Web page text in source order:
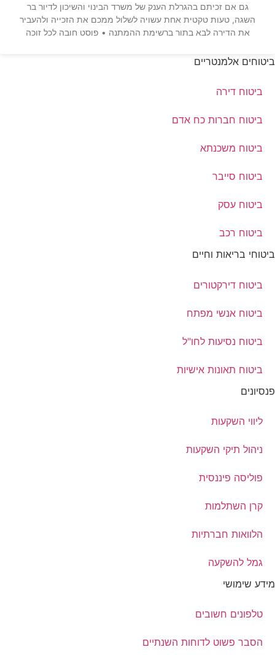
גם אם זכיתם בהגרלת הענק של משרד הבינוי והשיכון לדיור בר
השגה, טעות טקטית אחת עשויה לשלול ממכם את הזכייה ולהעביר
את הדירה לבא בתור ברשימת ההמתנה • פוסט חובה לכל זוכה
ביטוחים אלמנטריים
ביטוח דירה
ביטוח חברות כח אדם
ביטוח משכנתא
ביטוח סייבר
ביטוח עסק
ביטוח רכב
ביטוחי בריאות וחיים
ביטוח דירקטורים
ביטוח אנשי מפתח
ביטוח נסיעות לחו"ל
ביטוח תאונות אישיות
פנסיונים
ליווי השקעות
ניהול תיקי השקעות
פוליסה פיננסית
קרן השתלמות
הלוואות חברתיות
גמל להשקעה
מידע שימושי
טלפונים חשובים
הסבר פשוט לדוחות השנתיים